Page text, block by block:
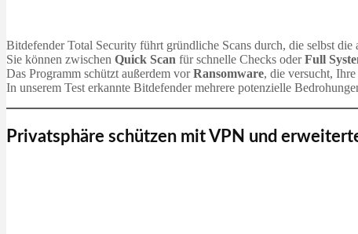
Bitdefender Total Security führt gründliche Scans durch, die selbst
Sie können zwischen Quick Scan für schnelle Checks oderFull
Das Programm schützt außerdem vorRansomware, die versucht,
In unserem Test erkannte Bitdefender mehrere potenzielle
Privatsphäre schützen mit VPN und